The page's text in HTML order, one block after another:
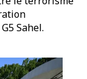
Sahel.